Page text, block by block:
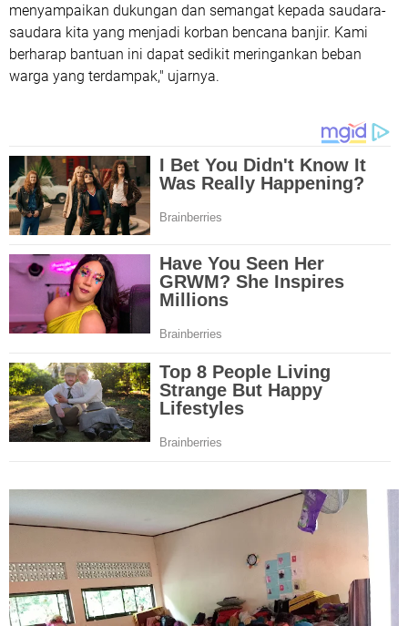
menyampaikan dukungan dan semangat kepada saudara-
saudara kita yang menjadi korban bencana banjir. Kami
berharap bantuan ini dapat sedikit meringankan beban
warga yang terdampak," ujarnya.